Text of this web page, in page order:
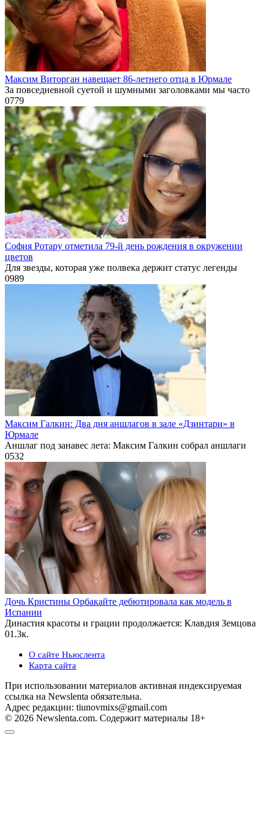
Максим Виторган навещает 86-летнего отца в Юрмале
За повседневной суетой и шумными заголовками мы часто
0779
София Ротару отметила 79-й день рождения в окружении
цветов
Для звезды, которая уже полвека держит статус легенды
0989
Максим Галкин: Два дня аншлагов в зале «Дзинтари» в
Юрмале
Аншлаг под занавес лета: Максим Галкин собрал аншлаги
0532
Дочь Кристины Орбакайте дебютировала как модель в
Испании
Династия красоты и грации продолжается: Клавдия Земцова
01.3к.
О сайте Ньюслента
Карта сайта
При использовании материалов активная индексируемая
ссылка на Newslenta обязательна.
Адрес редакции: tiunovmixs@gmail.com
© 2026 Newslenta.com. Содержит материалы 18+